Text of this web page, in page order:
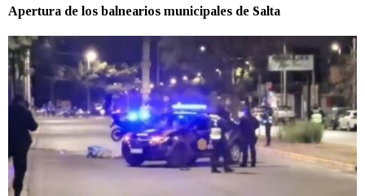
Apertura de los balnearios municipales de Salta